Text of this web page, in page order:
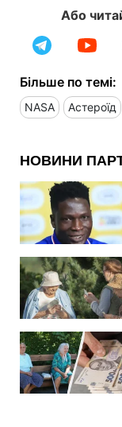
Або
Більше по темі:
NASA Астероїд